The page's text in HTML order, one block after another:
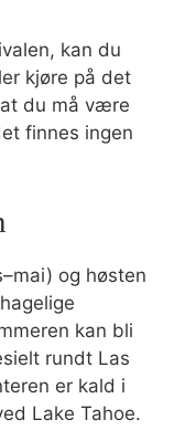
kan du
kjøre på det
du må være
finnes ingen
og høsten
kan bli
rundt Las
er kald i
Lake Tahoe.